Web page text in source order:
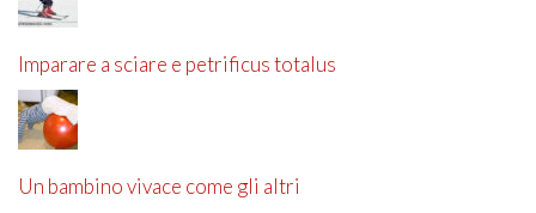
Imparare a sciare e petrificus totalus
Un bambino vivace come gli altri